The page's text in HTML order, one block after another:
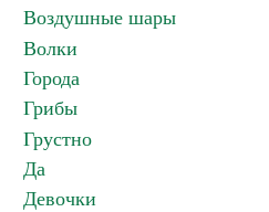
Воздушные шары
Волки
Города
Грибы
Грустно
Да
Девочки